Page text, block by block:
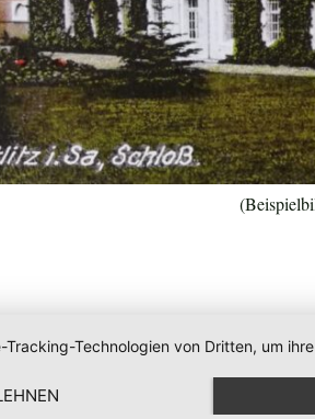
Tracking-Technologien von Dritten, um